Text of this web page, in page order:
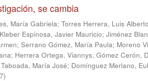
se cambia
María Gabriela; Torres Herrera, Luis Alberto
Kleber Espinosa, Javier Mauricio; Jiménez
; Serrano Gómez, María Paula; Moreno
; Herrera Ortega, Viannys; Gómez Cerón,
María José; Domínguez Merlano,
)